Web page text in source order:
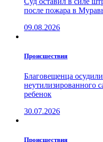
после пожара в
09.08.2026
Проиcшествия
Благовещенца
неутилизированного
ребенок
30.07.2026
Проиcшествия